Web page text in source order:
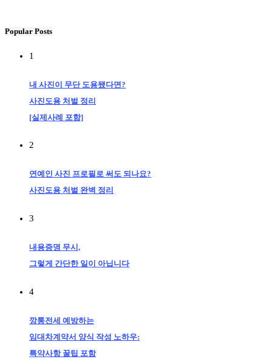
Popular Posts
1
내 사진이 무단 도용됐다면?
사진도용 처벌 정리
[실제사례 포함]
2
연예인 사진 프로필로 써도 되나요?
사진도용 처벌 완벽 정리
3
내용증명 무시,
그렇게 간단한 일이 아닙니다
4
깡통전세 예방하는
임대차계약서 양식 작성 노하우:
특약사항 꿀팁 포함